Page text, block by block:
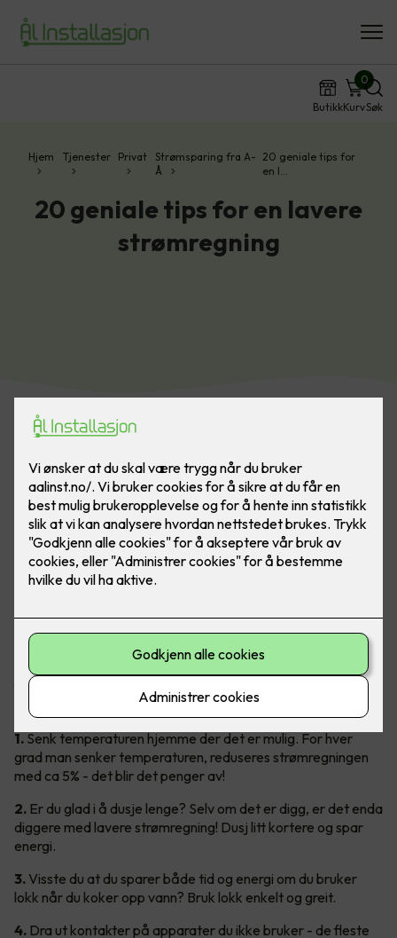
ButikkKurv
0
Søk
Hjem Tjenester Privat
Strømsparing fra A-
Å
20 geniale tips for
en l…
20 geniale tips for en lavere
strømregning
Ingen liker høye strømregninger!
Gode slumper av regningen kan faktisk kuttes ned på, og det
uten å senke livskvaliteten. Vil du vite hvordan du enkelt kan
få en lavere strømregning? Les våre 20 geniale tips under.
1.Senk temperaturen hjemme der det er mulig. For hver
grad man senker temperaturen, reduseres strømregningen
med ca 5% - det blir det penger av!
2. Er du glad i å dusje lenge? Selv om det er digg, er det enda
diggere med lavere strømregning! Dusj litt kortere og spar
energi.
3. Visste du at du sparer både tid og energi om du bruker
lokk når du koker opp vann? Bruk lokk enkelt og greit.
4. Dra ut kontakter på apparater du ikke bruker - de fleste